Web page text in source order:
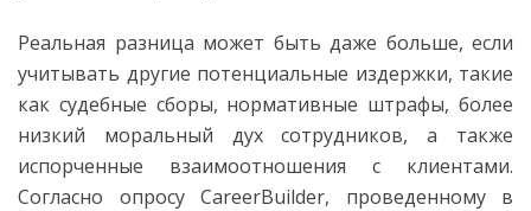
Реальная разница может быть даже больше, если
учитывать другие потенциальные издержки, такие
как судебные сборы, нормативные штрафы, более
низкий моральный дух сотрудников, а также
испорченные взаимоотношения с клиентами.
Согласно опросу CareerBuilder, проведенному в